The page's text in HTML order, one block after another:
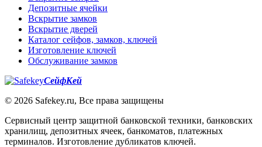
Депозитные ячейки
Вскрытие замков
Вскрытие дверей
Каталог сейфов, замков, ключей
Изготовление ключей
Обслуживание замков
СейфКей
© 2026 Safekey.ru, Все права защищены
Сервисный центр защитной банковской техники, банковских
хранилищ, депозитных ячеек, банкоматов, платежных
терминалов. Изготовление дубликатов ключей.